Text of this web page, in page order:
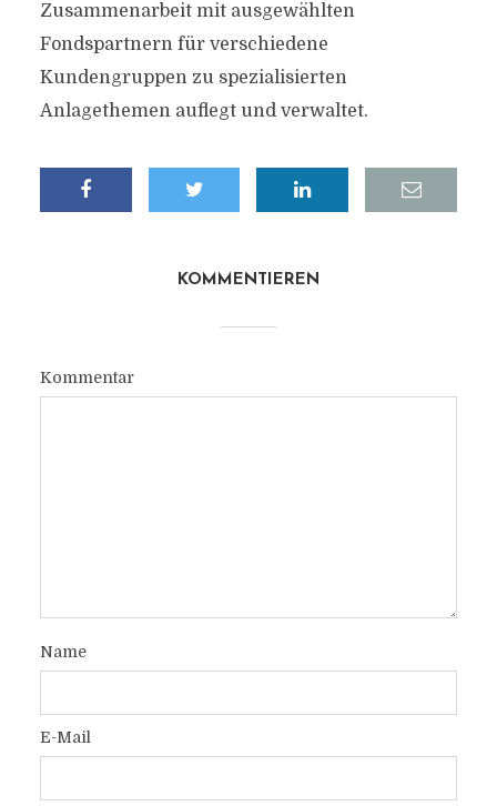
Zusammenarbeit mit ausgewählten
Fondspartnern für verschiedene
Kundengruppen zu spezialisierten
Anlagethemen auflegt und verwaltet.
KOMMENTIEREN
Kommentar
Name
E-Mail